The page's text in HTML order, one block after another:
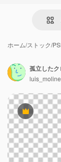
ホーム/ストック/
Premium
孤立した